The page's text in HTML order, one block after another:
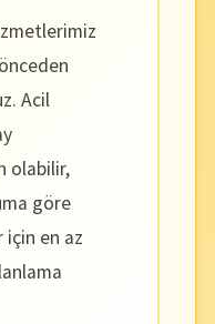
Acil
olabilir,
göre
için en az